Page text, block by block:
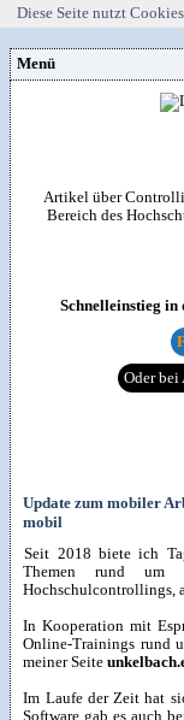
Menü
unkelbach.expert
Internet (149)
Office (90)
Apps für Android
Webempfehlungen
Workshop &
Autorenleben
Weitere Projekte
Artikel über
Bereich des
Schnelleinstieg in
Oder bei
Update zum mobiler
mobil
Seit 2018 biete ich
Themen rund um
Hochschulcontrollings,
In Kooperation mit
Online-Trainings rund
meiner Seite
Im Laufe der Zeit hat
Software gab es auch
Diese Seite nutzt